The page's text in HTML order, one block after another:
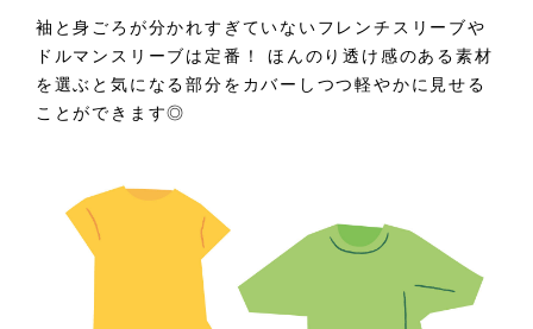
袖と身ごろが分かれすぎていないフレンチスリーブや
ドルマンスリーブは定番！ ほんのり透け感のある素材
を選ぶと気になる部分をカバーしつつ軽やかに見せる
ことができます◎